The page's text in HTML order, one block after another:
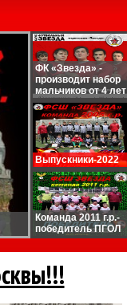
ФК «Звезда» -
производит набор
мальчиков от 4 лет
Выпускники-2022
Команда 2011 г.р.-
победитель ПГОЛ